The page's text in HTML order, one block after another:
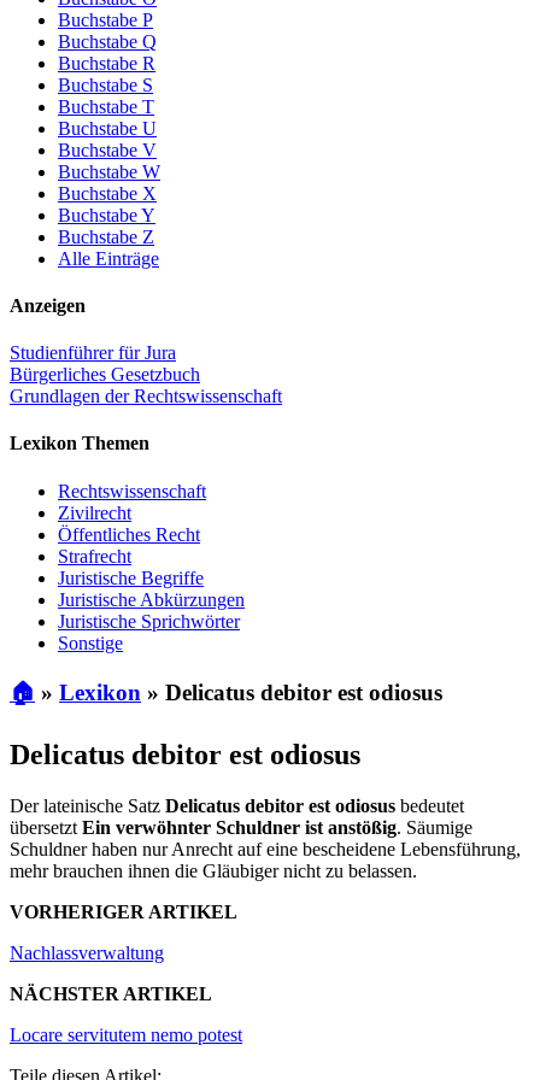
Buchstabe P
Buchstabe Q
Buchstabe R
Buchstabe S
Buchstabe T
Buchstabe U
Buchstabe V
Buchstabe W
Buchstabe X
Buchstabe Y
Buchstabe Z
Alle Einträge
Anzeigen
Studienführer für Jura
Bürgerliches Gesetzbuch
Grundlagen der Rechtswissenschaft
Lexikon Themen
Rechtswissenschaft
Zivilrecht
Öffentliches Recht
Strafrecht
Juristische Begriffe
Juristische Abkürzungen
Juristische Sprichwörter
Sonstige
🏠 » Lexikon » Delicatus debitor est odiosus
Delicatus debitor est odiosus
Der lateinische Satz Delicatus debitor est odiosus bedeutet
übersetzt Ein verwöhnter Schuldner ist anstößig. Säumige
Schuldner haben nur Anrecht auf eine bescheidene Lebensführung,
mehr brauchen ihnen die Gläubiger nicht zu belassen.
VORHERIGER ARTIKEL
Nachlassverwaltung
NÄCHSTER ARTIKEL
Locare servitutem nemo potest